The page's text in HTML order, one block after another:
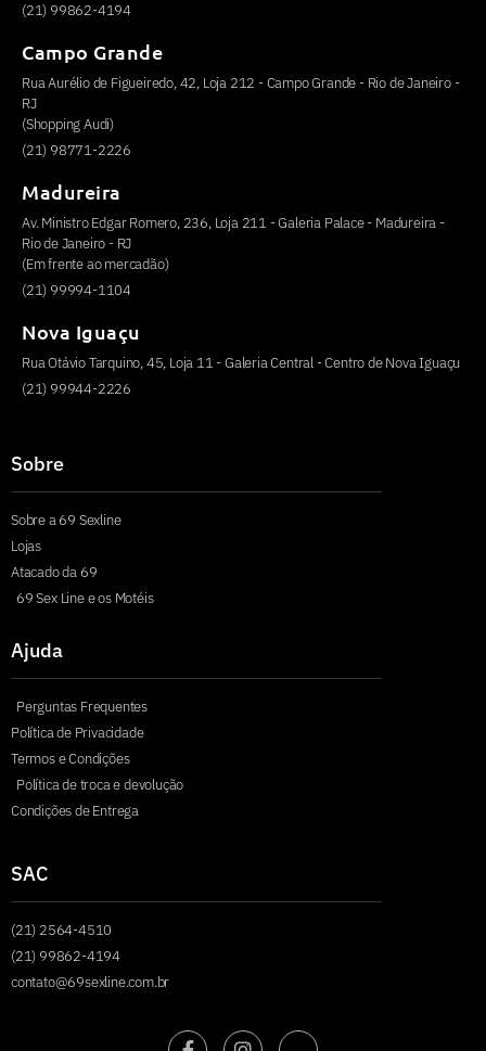
(21) 99862-4194
Campo Grande
Rua Aurélio de Figueiredo, 42, Loja 212 - Campo Grande - Rio de Janeiro -
RJ
(Shopping Audi)
(21) 98771-2226
Madureira
Av. Ministro Edgar Romero, 236, Loja 211 - Galeria Palace - Madureira -
Rio de Janeiro - RJ
(Em frente ao mercadão)
(21) 99994-1104
Nova Iguaçu
Rua Otávio Tarquino, 45, Loja 11 - Galeria Central - Centro de Nova Iguaçu
(21) 99944-2226
Sobre
Sobre a 69 Sexline
Lojas
Atacado da 69
69 Sex Line e os Motéis
Ajuda
Perguntas Frequentes
Política de Privacidade
Termos e Condições
Política de troca e devolução
Condições de Entrega
SAC
(21) 2564-4510
(21) 99862-4194
contato@69sexline.com.br